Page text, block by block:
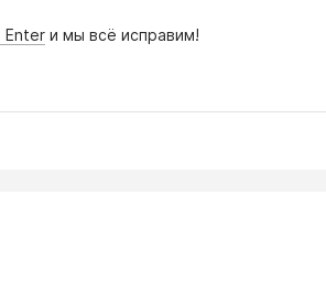
Enter и мы всё исправим!